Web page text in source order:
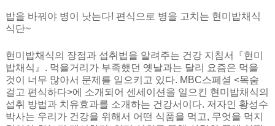
밥을 바꿔야 병이 낫는다! 편식으로 병을 고치는 현미밥채식
식단~
현미밥채식의 장점과 섭취법을 알려주는 건강 지침서『현미
밥채식』. 먹을거리가 부족했던 옛날과는 달리 요즘은 먹을
것이 너무 많아서 문제를 일으키고 있다. MBC스페셜 <목숨
걸고 편식하다>에 소개되어 센세이션을 일으킨 현미밥채식의
섭취 방법과 치유효과를 소개하는 건강서이다. 저자인 황성수
박사는 우리가 건강을 위해서 어떤 식품을 먹고, 무엇을 먹지